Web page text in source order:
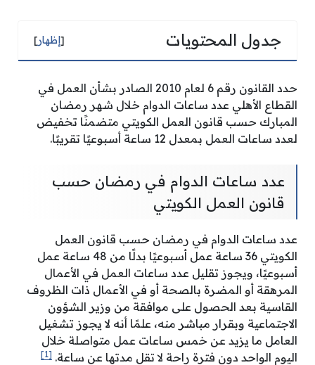
جدول المحتويات [إظهار]
حدد القانون رقم 6 لعام 2010 الصادر بشأن العمل في
القطاع الأهلي عدد ساعات الدوام خلال شهر رمضان
المبارك حسب قانون العمل الكويتي متضمنًا تخفيض
لعدد ساعات العمل بمعدل 12 ساعة أسبوعيًا تقريبًا.
عدد ساعات الدوام في رمضان حسب
قانون العمل الكويتي
عدد ساعات الدوام في رمضان حسب قانون العمل
الكويتي 36 ساعة عمل أسبوعيًا بدلًا من 48 ساعة عمل
أسبوعيًا، ويجوز تقليل عدد ساعات العمل في الأعمال
المرهقة أو المضرة بالصحة أو في الأعمال ذات الظروف
القاسية بعد الحصول على موافقة من وزير الشؤون
الاجتماعية وبقرار مباشر منه، علمًا أنه لا يجوز تشغيل
العامل ما يزيد عن خمس ساعات عمل متواصلة خلال
اليوم الواحد دون فترة راحة لا تقل مدتها عن ساعة. [1]